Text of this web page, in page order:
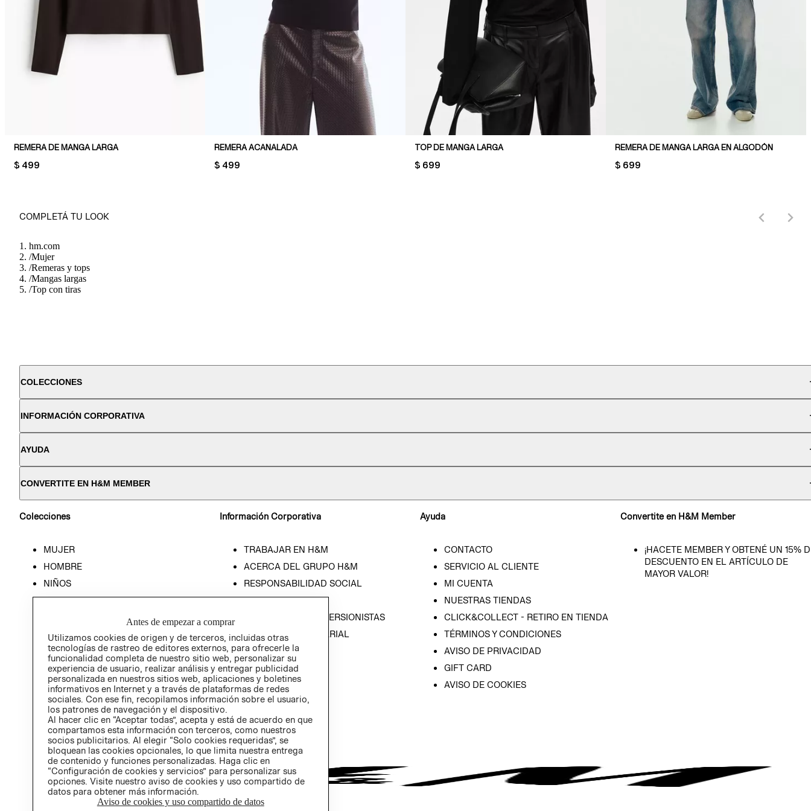
REMERA DE MANGA LARGA
PRICE:
$ 499
REMERA ACANALADA
PRICE:
$ 499
TOP DE MANGA LARGA
PRICE:
$ 699
REMERA DE MANGA LARGA EN ALGODÓN
PRICE:
$ 699
COMPLETÁ TU LOOK
hm.com
/Mujer
/Remeras y tops
/Mangas largas
/Top con tiras
COLECCIONES
INFORMACIÓN CORPORATIVA
AYUDA
CONVERTITE EN H&M MEMBER
Colecciones
MUJER
HOMBRE
NIÑOS
HOME
Información Corporativa
TRABAJAR EN H&M
ACERCA DEL GRUPO H&M
RESPONSABILIDAD SOCIAL
PRENSA
RELACIÓN CON INVERSIONISTAS
POLÍTICA EMPRESARIAL
Ayuda
CONTACTO
SERVICIO AL CLIENTE
MI CUENTA
NUESTRAS TIENDAS
CLICK&COLLECT - RETIRO EN TIENDA
TÉRMINOS Y CONDICIONES
AVISO DE PRIVACIDAD
GIFT CARD
AVISO DE COOKIES
Convertite en H&M Member
¡HACETE MEMBER Y OBTENÉ UN 15%
DESCUENTO EN EL ARTÍCULO DE
MAYOR VALOR!
Antes de empezar a comprar
Utilizamos cookies de origen y de terceros, incluidas otras
tecnologías de rastreo de editores externos, para ofrecerle la
funcionalidad completa de nuestro sitio web, personalizar su
experiencia de usuario, realizar análisis y entregar publicidad
personalizada en nuestros sitios web, aplicaciones y boletines
informativos en Internet y a través de plataformas de redes
sociales. Con ese fin, recopilamos información sobre el usuario,
los patrones de navegación y el dispositivo.
Al hacer clic en “Aceptar todas”, acepta y está de acuerdo en que
compartamos esta información con terceros, como nuestros
socios publicitarios. Al elegir “Solo cookies requeridas”, se
bloquean las cookies opcionales, lo que limita nuestra entrega
de contenido y funciones personalizadas. Haga clic en
“Configuración de cookies y servicios” para personalizar sus
opciones. Visite nuestro aviso de cookies y uso compartido de
datos para obtener más información.
Aviso de cookies y uso compartido de datos